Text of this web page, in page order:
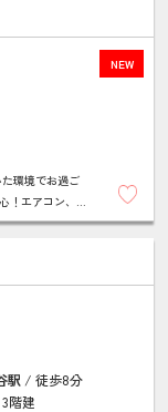
NEW
環境でお過ご
！エアコン、ウ
です。
駅 / 徒歩8分
階建